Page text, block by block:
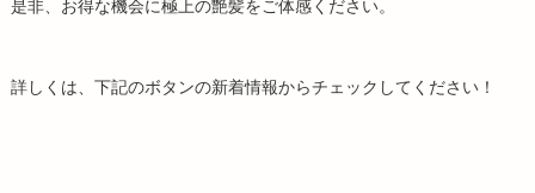
是非、お得な機会に極上の艶髪をご体感ください。
詳しくは、下記のボタンの新着情報からチェックしてください！